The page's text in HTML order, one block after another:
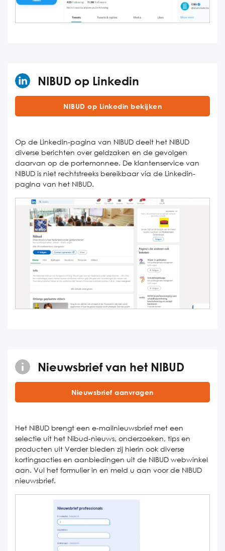
NIBUD op Linkedin
NIBUD op Linkedin bekijken
Op de Linkedin-pagina van NIBUD deelt het NIBUD
diverse berichten over geldzaken en de gevolgen
daarvan op de portemonnee. De klantenservice van
NIBUD is niet rechtstreeks bereikbaar via de Linkedin-
pagina van het NIBUD.
Nieuwsbrief van het NIBUD
Nieuwsbrief aanvragen
Het NIBUD brengt een e-mailnieuwsbrief met een
selectie uit het Nibud-nieuws, onderzoeken, tips en
producten uit Verder bieden zij hierin ook diverse
kortingsacties en aanbiedingen uit de NIBUD webwinkel
aan. Vul het formulier in en meld u aan voor de NIBUD
nieuwsbrief.